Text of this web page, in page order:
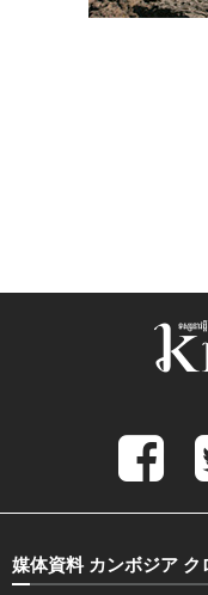
媒体資料 カンボジア ク